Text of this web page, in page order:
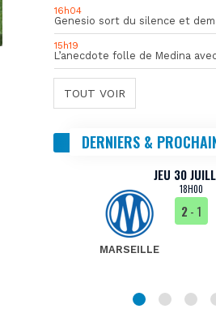
16h04
Genesio sort du silence et
15h19
TOUT VOIR
DERNIERS &
JEU 30
18H00
MARSEILLE
2- 1